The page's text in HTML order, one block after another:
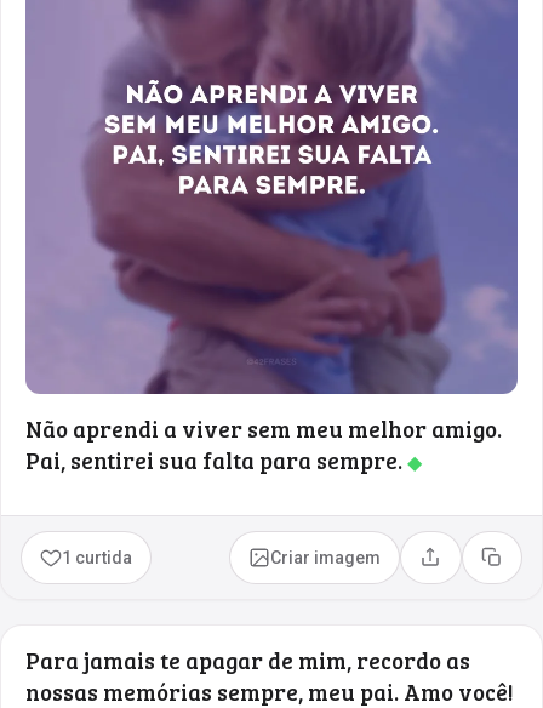
Não aprendi a viver sem meu melhor amigo.
Pai, sentirei sua falta para sempre.◆
1 curtida Criar imagem Compartilhar
Copiar
Para jamais te apagar de mim, recordo as
nossas memórias sempre, meu pai. Amo você!